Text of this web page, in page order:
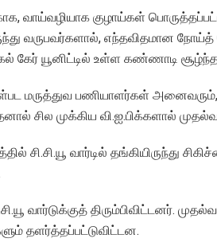
வாய்வழியாக குழாய்கள்
வருபவர்களால், எந்தவிதமான நோய்த்
கேர் யூனிட்டில் உள்ள கண்ணாடி
மருத்துவ பணியாளர்கள்
சில முக்கிய வி.ஐ.பிக்களால்
சி.சி.யூ வார்டில் தங்கியிருந்து
வார்டுக்குத் திரும்பிவிட்டனர்.
தளர்த்தப்பட்டுவிட்டன.